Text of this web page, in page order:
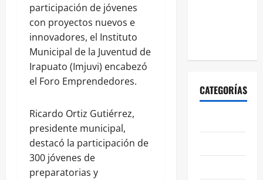
participación de jóvenes
con proyectos nuevos e
innovadores, el Instituto
Municipal de la Juventud de
Irapuato (Imjuvi) encabezó
el Foro Emprendedores.
Ricardo Ortiz Gutiérrez,
presidente municipal,
destacó la participación de
300 jóvenes de
preparatorias y
CATEGORÍAS